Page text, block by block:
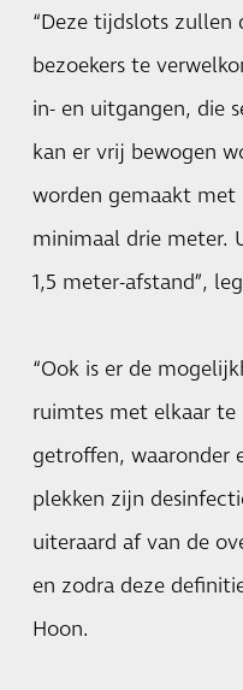
“Deze tijdslots
bezoekers te
in- en uitgangen, die
kan er vrij bewogen
worden gemaakt met
minimaal drie meter.
1,5 meter-afstand”,
“Ook is er de
ruimtes met elkaar te
getroffen, waaronder
plekken zijn
uiteraard af van de
en zodra deze
Hoon.